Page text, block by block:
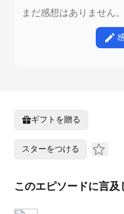
まだ感想はありません
ギフトを贈る
スターをつける
このエピソードに言